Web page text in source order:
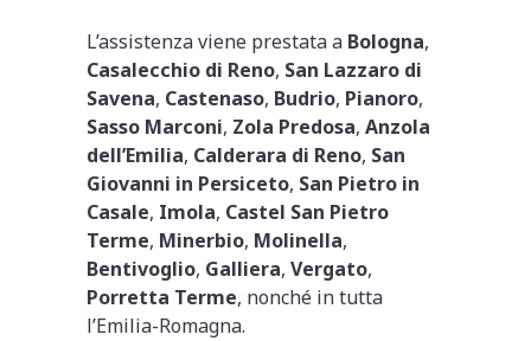
L’assistenza viene prestata a Bologna,
Casalecchio di Reno, San Lazzaro di
Savena, Castenaso, Budrio, Pianoro,
Sasso Marconi, Zola Predosa,Anzola
dell’Emilia, Calderara di Reno, San
Giovanni in Persiceto, San Pietro in
Casale, Imola, Castel San Pietro
Terme, Minerbio, Molinella,
Bentivoglio, Galliera,Vergato,
Porretta Terme, nonché in tutta
l’Emilia-Romagna.